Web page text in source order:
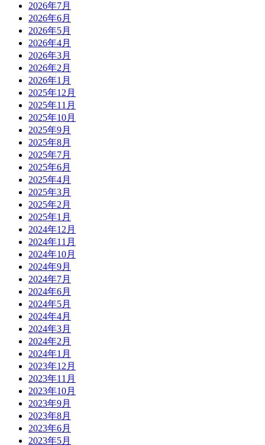
2026年7月
2026年6月
2026年5月
2026年4月
2026年3月
2026年2月
2026年1月
2025年12月
2025年11月
2025年10月
2025年9月
2025年8月
2025年7月
2025年6月
2025年4月
2025年3月
2025年2月
2025年1月
2024年12月
2024年11月
2024年10月
2024年9月
2024年7月
2024年6月
2024年5月
2024年4月
2024年3月
2024年2月
2024年1月
2023年12月
2023年11月
2023年10月
2023年9月
2023年8月
2023年6月
2023年5月